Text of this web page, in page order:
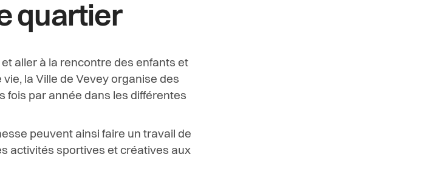
quartier
aller à la rencontre des enfants et
vie, la Ville de Vevey organise des
fois par année dans les différentes
peuvent ainsi faire un travail de
activités sportives et créatives aux